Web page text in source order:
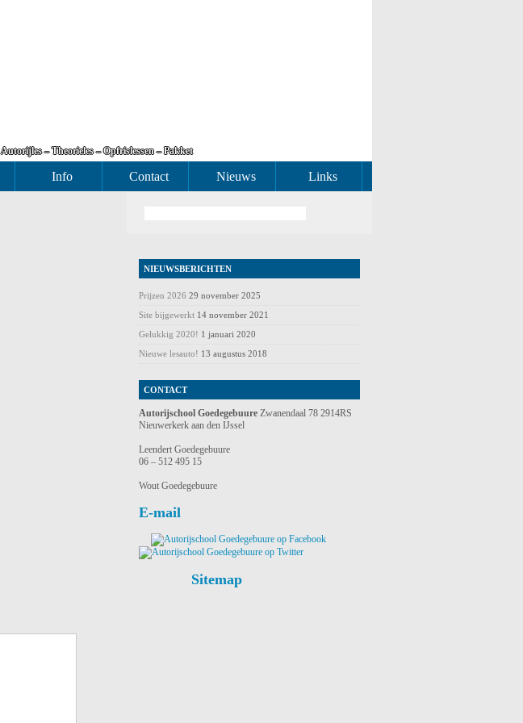
Autorijles – Theorieles – Opfrislessen – Pakket
Info Contact Nieuws Links
NIEUWSBERICHTEN
Prijzen 2026 29 november 2025
Site bijgewerkt 14 november 2021
Gelukkig 2020! 1 januari 2020
Nieuwe lesauto! 13 augustus 2018
CONTACT
Autorijschool Goedegebuure Zwanendaal 78 2914RS
Nieuwerkerk aan den IJssel
Leendert Goedegebuure
06 – 512 495 15
Wout Goedegebuure
E-mail
Sitemap